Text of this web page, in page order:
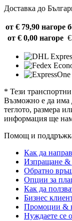
Доставка до
от € 79,90 нагоре
от € 0,00 нагоре
* Тези транспортни
Възможно е да има
теглото, размера
информация ще
Помощ и
Как да
Изпращане &
Обратно
Опции за
Как да
Бизнес
Промоции &
Нуждаете се